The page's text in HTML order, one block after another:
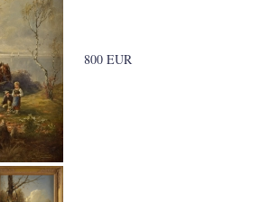
800 EUR